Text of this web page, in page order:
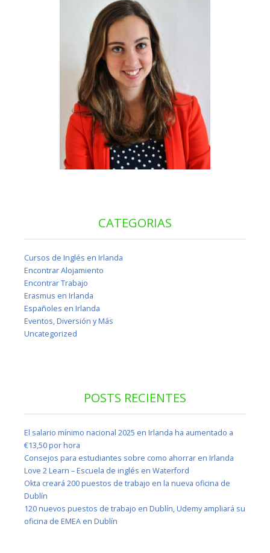
CATEGORIAS
Cursos de Inglés en Irlanda
Encontrar Alojamiento
Encontrar Trabajo
Erasmus en Irlanda
Españoles en Irlanda
Eventos, Diversión y Más
Uncategorized
POSTS RECIENTES
El salario mínimo nacional 2025 en Irlanda ha aumentado a
€13,50 por hora
Consejos para estudiantes sobre como ahorrar en Irlanda
Love 2 Learn – Escuela de inglés en Waterford
Okta creará 200 puestos de trabajo en la nueva oficina de
Dublín
120 nuevos puestos de trabajo en Dublín, Udemy ampliará su
oficina de EMEA en Dublín